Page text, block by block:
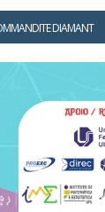
DIAMANT